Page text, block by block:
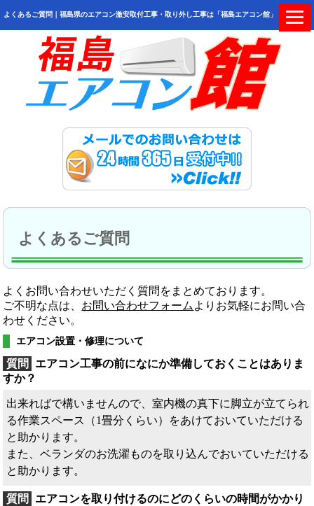
よくあるご質問｜福島県のエアコン激安取付工事・取り外し工事は「福島エアコン館」
よくあるご質問
よくお問い合わせいただく質問をまとめております。
ご不明な点は、 お問い合わせフォーム よりお気軽にお問い合
わせください。
エアコン設置・修理について
エアコン工事の前になにか準備しておくことはありま
すか？
出来ればで構いませんので、室内機の真下に脚立が立てられ
る作業スペース（1畳分くらい）をあけておいていただける
と助かります。
また、ベランダのお洗濯ものを取り込んでおいていただける
と助かります。
エアコンを取り付けるのにどのくらいの時間がかかり